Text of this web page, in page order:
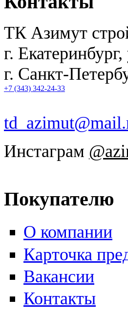
ТК Азимут
г. Екатеринбург,
г. Санкт-
+7 (343) 342-24-33
Инстаграм
Покупателю
О компании
Карточка
Вакансии
Контакты